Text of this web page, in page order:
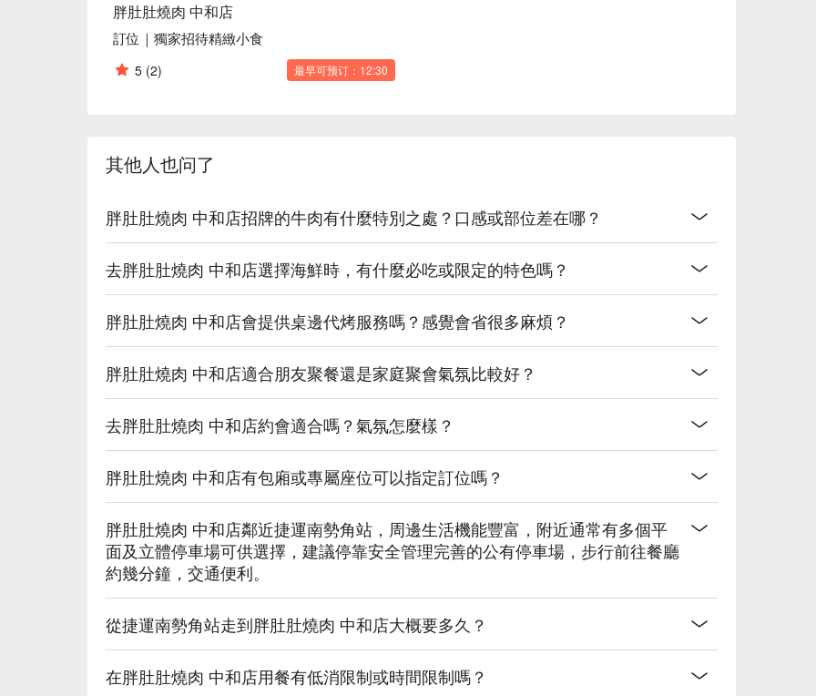
胖肚肚燒肉 中和店
訂位｜獨家招待精緻小食
5 (2) 最早可预订：12:30
其他人也问了
胖肚肚燒肉 中和店招牌的牛肉有什麼特別之處？口感或部位差在哪？
去胖肚肚燒肉 中和店選擇海鮮時，有什麼必吃或限定的特色嗎？
胖肚肚燒肉 中和店會提供桌邊代烤服務嗎？感覺會省很多麻煩？
胖肚肚燒肉 中和店適合朋友聚餐還是家庭聚會氣氛比較好？
去胖肚肚燒肉 中和店約會適合嗎？氣氛怎麼樣？
胖肚肚燒肉 中和店有包廂或專屬座位可以指定訂位嗎？
胖肚肚燒肉 中和店鄰近捷運南勢角站，周邊生活機能豐富，附近通常有多個平
面及立體停車場可供選擇，建議停靠安全管理完善的公有停車場，步行前往餐廳
約幾分鐘，交通便利。
從捷運南勢角站走到胖肚肚燒肉 中和店大概要多久？
在胖肚肚燒肉 中和店用餐有低消限制或時間限制嗎？